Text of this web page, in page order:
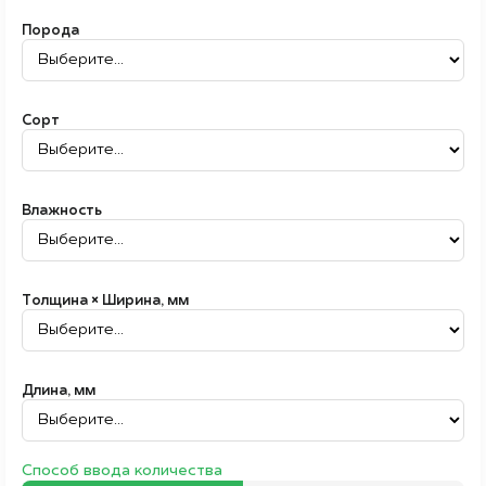
Порода
Сорт
Влажность
Толщина × Ширина, мм
Длина, мм
Способ ввода количества